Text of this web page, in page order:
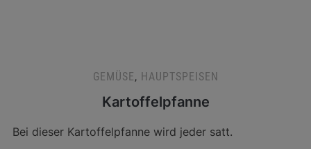
GEMÜSE, HAUPTSPEISEN
Kartoffelpfanne
Bei dieser Kartoffelpfanne wird jeder satt.